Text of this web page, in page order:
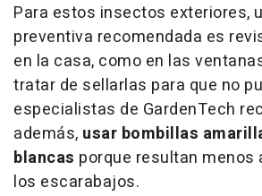
Para estos insectos exteriores,
preventiva recomendada es
en la casa, como en las
tratar de sellarlas para que no
especialistas de GardenTech
además, usar bombillas
blancas porque resultan menos
los escarabajos.